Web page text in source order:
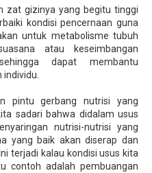
zat gizinya yang begitu tinggi
kondisi pencernaan guna
untuk metabolisme tubuh
atau keseimbangan
dapat membantu
individu.
pintu gerbang nutrisi yang
sadari bahwa didalam usus
nutrisi-nutrisi yang
yang baik akan diserap dan
terjadi kalau kondisi usus kita
contoh adalah pembuangan